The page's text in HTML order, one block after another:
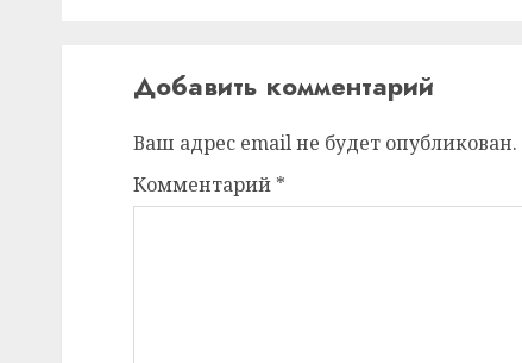
Добавить комментарий
Ваш адрес email не будет опубликован.
Комментарий *